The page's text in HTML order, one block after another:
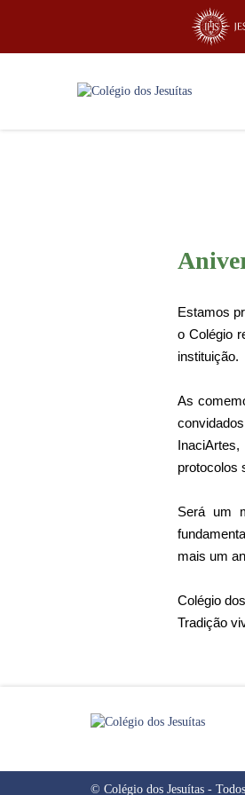
Estamos
o Colégio
instituição.
As
protocolos
Será um
mais um
Colégio
Tradição
© Colégio dos Jesuítas -